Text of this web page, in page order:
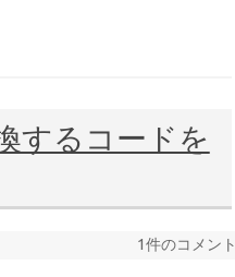
するコードを
1件のコメント